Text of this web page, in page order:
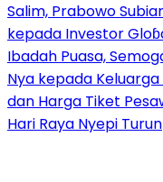
Salim, Prabowo
kepada Investor
Ibadah Puasa,
Nya kepada Keluarga
dan Harga Tiket
Hari Raya Nyepi Turun